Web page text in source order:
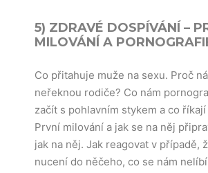
5) ZDRAVÉ DOSPÍVÁNÍ –
MILOVÁNÍ A
Co přitahuje muže na sexu. Proč
neřeknou rodiče? Co nám
začít s pohlavním stykem a co
První milování a jak se na něj
jak na něj. Jak reagovat v případě,
nucení do něčeho, co se nám